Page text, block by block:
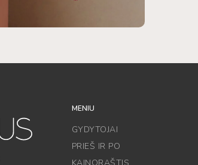
MENIU
GYDYTOJAI
PRIEŠ IR PO